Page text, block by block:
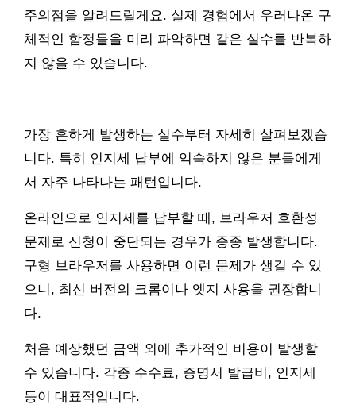
주의점을 알려드릴게요. 실제 경험에서 우러나온 구
체적인 함정들을 미리 파악하면 같은 실수를 반복하
지 않을 수 있습니다.
가장 흔하게 발생하는 실수부터 자세히 살펴보겠습
니다. 특히 인지세 납부에 익숙하지 않은 분들에게
서 자주 나타나는 패턴입니다.
온라인으로 인지세를 납부할 때, 브라우저 호환성
문제로 신청이 중단되는 경우가 종종 발생합니다.
구형 브라우저를 사용하면 이런 문제가 생길 수 있
으니, 최신 버전의 크롬이나 엣지 사용을 권장합니
다.
처음 예상했던 금액 외에 추가적인 비용이 발생할
수 있습니다. 각종 수수료, 증명서 발급비, 인지세
등이 대표적입니다.